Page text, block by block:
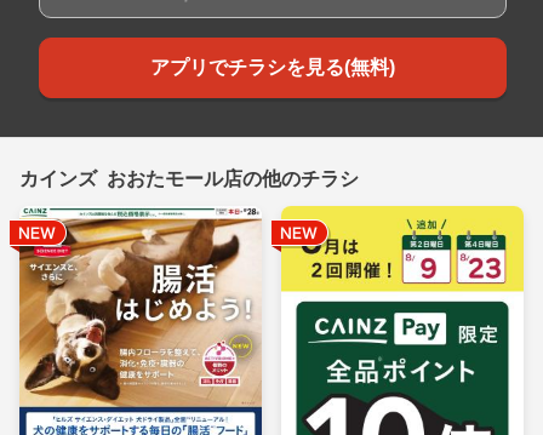
アプリでチラシを見る(無料)
カインズ おおたモール店の他のチラシ